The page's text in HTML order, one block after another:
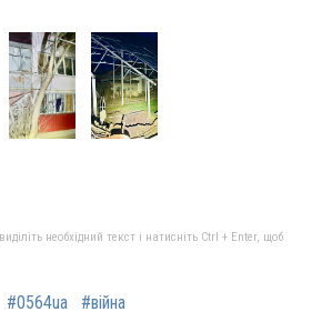
необхідний текст і натисніть Ctrl + Enter, щоб
#0564ua #війна